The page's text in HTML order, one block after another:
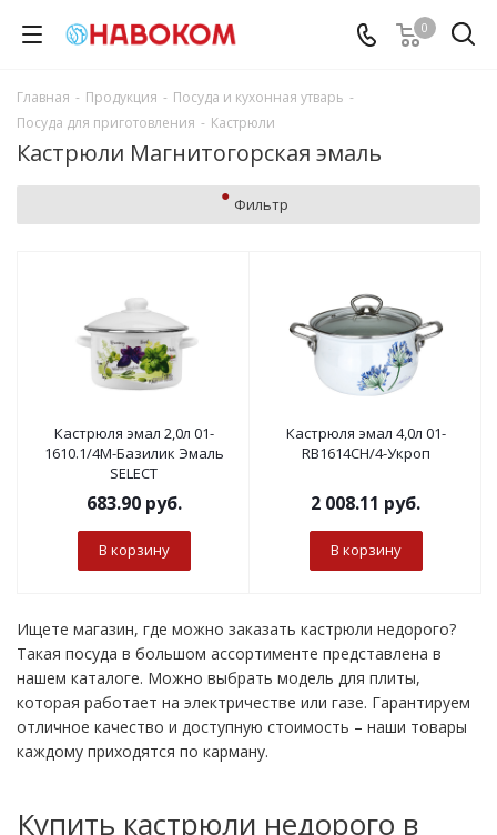
0
Главная - Продукция - Посуда и кухонная утварь -
Посуда для приготовления - Кастрюли
Кастрюли Магнитогорская эмаль
Фильтр
Кастрюля эмал 2,0л 01-
1610.1/4М-Базилик Эмаль
SELECT
683.90руб.
В корзину
Кастрюля эмал 4,0л 01-
RB1614CH/4-Укроп
2 008.11 руб.
В корзину
Ищете магазин, где можно заказать кастрюли недорого?
Такая посуда в большом ассортименте представлена в
нашем каталоге. Можно выбрать модель для плиты,
которая работает на электричестве или газе. Гарантируем
отличное качество и доступную стоимость – наши товары
каждому приходятся по карману.
Купить кастрюли недорого в